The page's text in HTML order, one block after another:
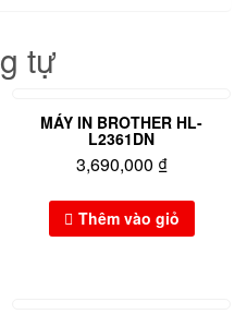
tự
MÁY IN BROTHER HL-
L2361DN
3,690,000 ₫
Thêm vào giỏ